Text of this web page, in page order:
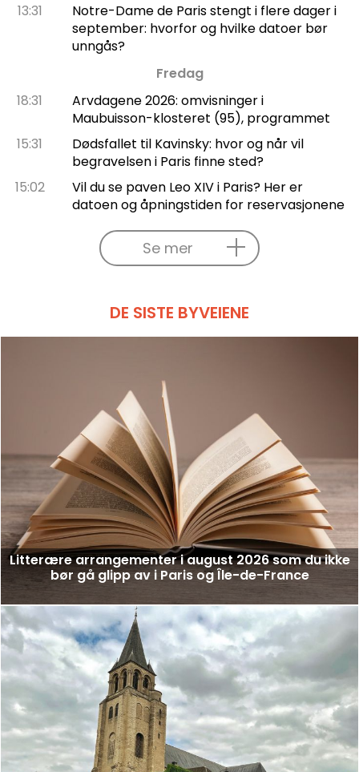
13:31
Notre-Dame de Paris stengt i flere dager i
september: hvorfor og hvilke datoer bør
unngås?
Fredag
18:31
Arvdagene 2026: omvisninger i
Maubuisson-klosteret (95), programmet
15:31
Dødsfallet til Kavinsky: hvor og når vil
begravelsen i Paris finne sted?
15:02
Vil du se paven Leo XIV i Paris? Her er
datoen og åpningstiden for reservasjonene
Se mer
DE SISTE BYVEIENE
Litterære arrangementer i august 2026 som du ikke
bør gå glipp av i Paris og Île-de-France